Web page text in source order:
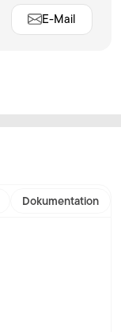
E-Mail
Dokumentation